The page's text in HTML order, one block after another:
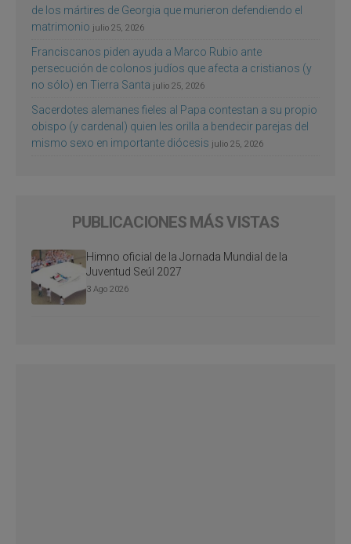
de los mártires de Georgia que murieron defendiendo el
matrimonio julio 25, 2026
Franciscanos piden ayuda a Marco Rubio ante
persecución de colonos judíos que afecta a cristianos (y
no sólo) en Tierra Santa julio 25, 2026
Sacerdotes alemanes fieles al Papa contestan a su propio
obispo (y cardenal) quien les orilla a bendecir parejas del
mismo sexo en importante diócesis julio 25, 2026
PUBLICACIONES MÁS VISTAS
Himno oficial de la Jornada Mundial de la
Juventud Seúl 2027
3 Ago 2026